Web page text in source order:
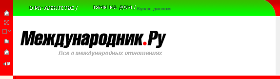
Куплю диплом